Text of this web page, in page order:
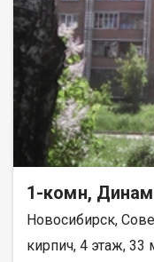
1-комн,
Новосибирск,
кирпич, 4 этаж, 33